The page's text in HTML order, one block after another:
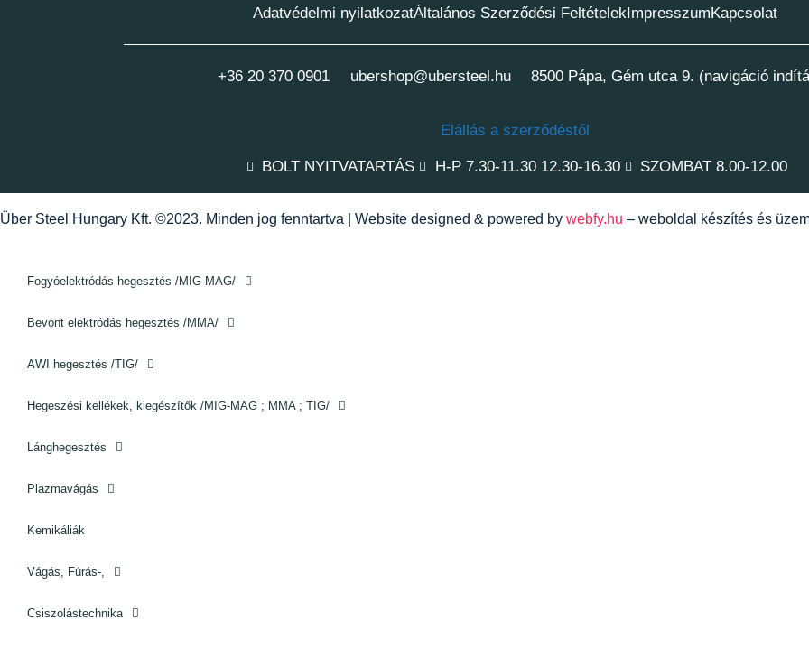
Adatvédelmi nyilatkozatÁltalános Szerződési FeltételekImpresszumKapcsolat
+36 20 370 0901 ubershop@ubersteel.hu 8500 Pápa, Gém utca 9. (navigáció
Elállás a szerződéstől
BOLT NYITVATARTÁS H-P 7.30-11.30 12.30-16.30 SZOMBAT 8.00-12.00
Über Steel Hungary Kft. ©2023. Minden jog fenntartva | Website designed & powered by webfy.hu – weboldal készítés és
Fogyóelektródás hegesztés /MIG-MAG/
Bevont elektródás hegesztés /MMA/
AWI hegesztés /TIG/
Hegeszési kellékek, kiegészítők /MIG-MAG ; MMA ; TIG/
Lánghegesztés
Plazmavágás
Kemikáliák
Vágás, Fúrás-,
Csiszolástechnika